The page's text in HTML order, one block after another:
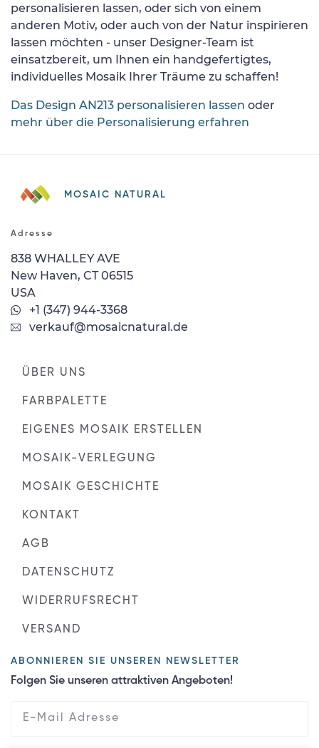
personalisieren lassen, oder sich von einem
anderen Motiv, oder auch von der Natur inspirieren
lassen möchten - unser Designer-Team ist
einsatzbereit, um Ihnen ein handgefertigtes,
individuelles Mosaik Ihrer Träume zu schaffen!
Das Design AN213 personalisieren lassen oder
mehr über die Personalisierung erfahren
MOSAIC NATURAL
Adresse
838 WHALLEY AVE
New Haven, CT 06515
USA
+1 (347) 944-3368
verkauf@mosaicnatural.de
ÜBER UNS
FARBPALETTE
EIGENES MOSAIK ERSTELLEN
MOSAIK-VERLEGUNG
MOSAIK GESCHICHTE
KONTAKT
AGB
DATENSCHUTZ
WIDERRUFSRECHT
VERSAND
ABONNIEREN SIE UNSEREN NEWSLETTER
Folgen Sie unseren attraktiven Angeboten!